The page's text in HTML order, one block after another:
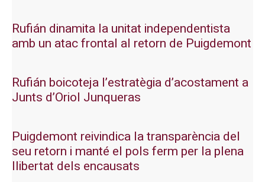
Rufián dinamita la unitat independentista
amb un atac frontal al retorn de Puigdemont
Rufián boicoteja l’estratègia d’acostament a
Junts d’Oriol Junqueras
Puigdemont reivindica la transparència del
seu retorn i manté el pols ferm per la plena
llibertat dels encausats